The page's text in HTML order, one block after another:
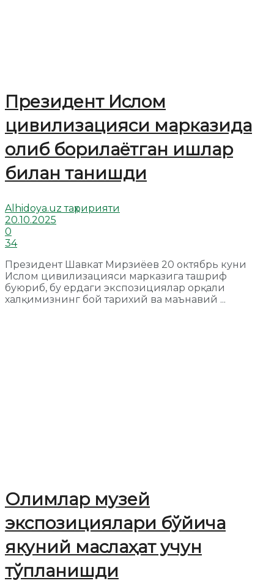
Президент Ислом
цивилизацияси марказида
олиб борилаётган ишлар
билан танишди
Alhidoya.uz таҳририяти
20.10.2025
0
34
Президент Шавкат Мирзиёев 20 октябрь куни
Ислом цивилизацияси марказига ташриф
буюриб, бу ердаги экспозициялар орқали
халқимизнинг бой тарихий ва маънавий ...
Олимлар музей
экспозициялари бўйича
якуний маслаҳат учун
тўпланишди